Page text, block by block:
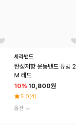
세라밴드
탄성저항 운동밴드 튜빙 2
M 레드
10% 10,800원
5.0(4)
옵션